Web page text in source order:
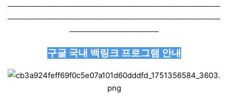
──────────────────────────────────────
──────────────────────────────────────
────────────────
구글 국내 백링크 프로그램 안내